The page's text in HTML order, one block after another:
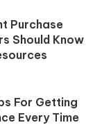
Purchase
Should Know
For Getting
Every Time